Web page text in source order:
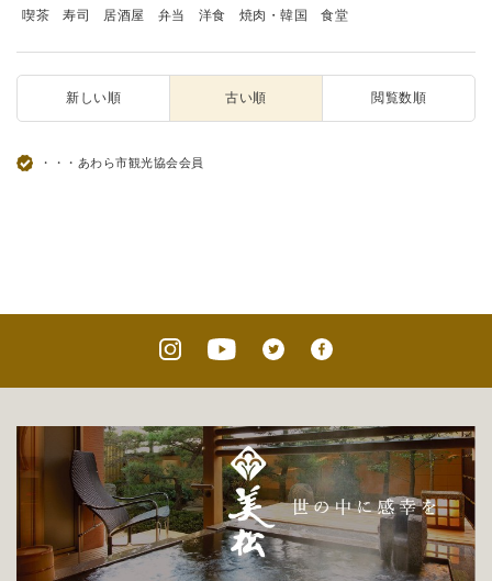
喫茶
寿司 居酒屋 弁当 洋食 焼肉・韓国 食堂
新しい順 古い順 閲覧数順
・・・あわら市観光協会会員